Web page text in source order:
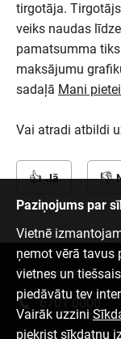
tirgotāja.
veiks naudas
pamatsumma
maksājumu
sadaļā Mani
Vai atradi atbildi
Jā
Paziņojums par
Vietnē
ņemot vērā tavus
vietnes un
piedāvātu tev
Vairāk uzzini
piekrist sīkdatņu
Sazinies ar mums
6701 0000